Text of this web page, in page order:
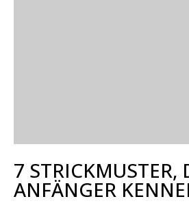
7 STRICKMUSTER,
ANFÄNGER